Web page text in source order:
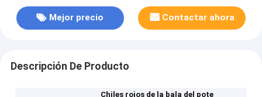
Mejor precio Contactar ahora
Descripción De Producto
Chiles rojos de la bala del pote